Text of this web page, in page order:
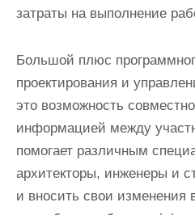
затраты на выполнение
Большой плюс
проектирования и
это возможность
информацией между
помогает различным
архитекторы, инженеры и
и вносить свои изменения